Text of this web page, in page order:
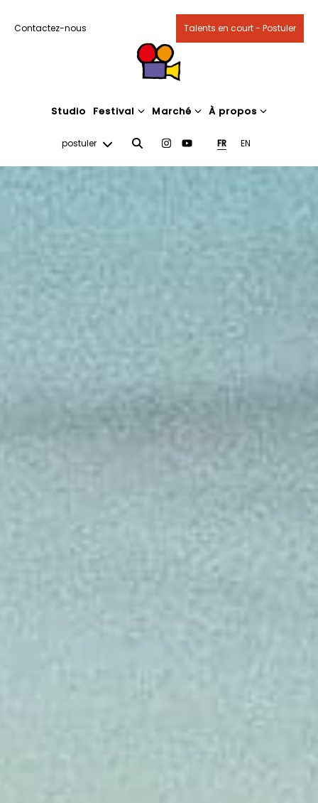
Contactez-nous Talents en court - Postuler
Studio Festival Marché À propos
postuler FR EN